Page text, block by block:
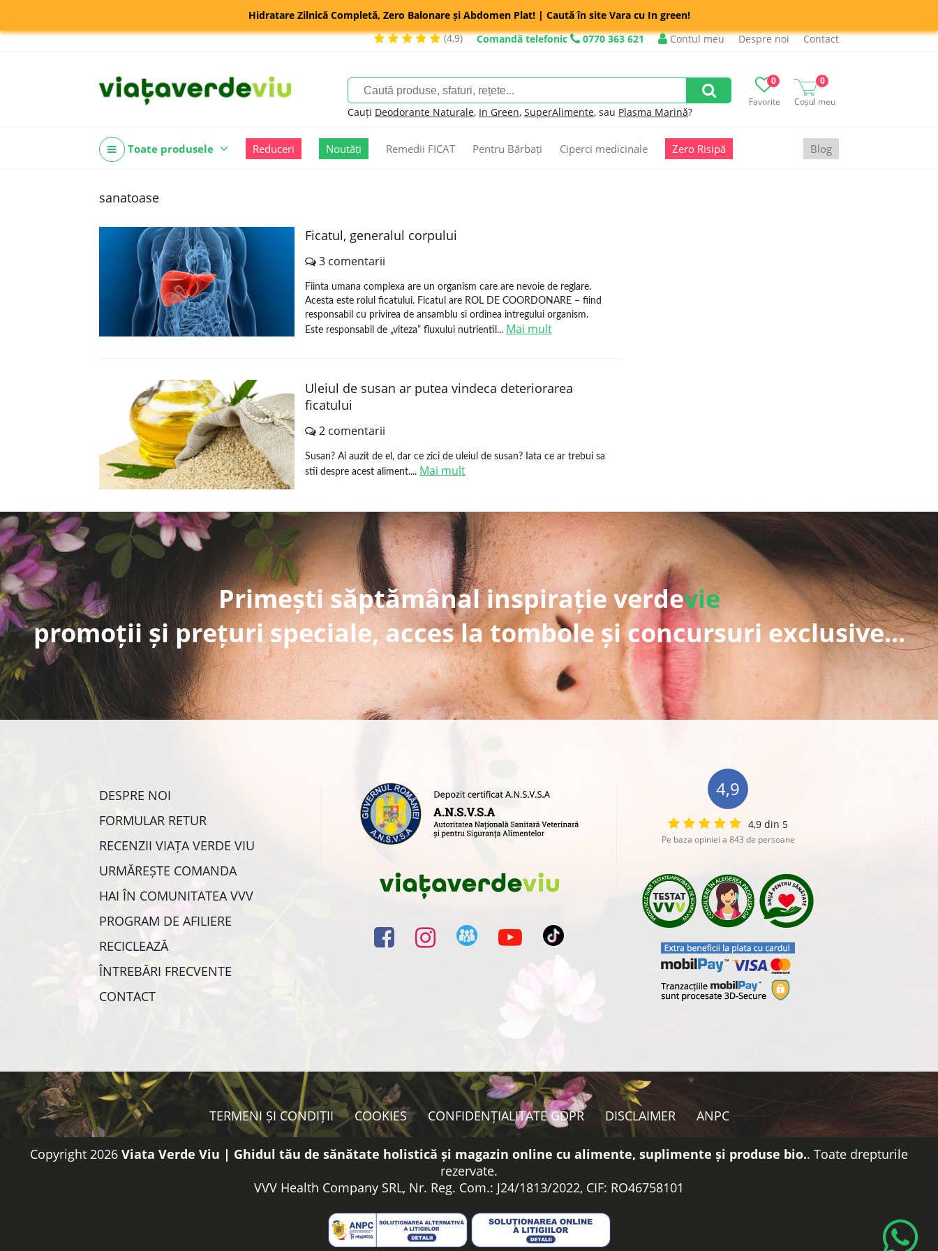
Hidratare Zilnică Completă, Zero Balonare și Abdomen Plat! | Caută în site Vara cu In green!
(4,9)
Comandă telefonic 0770 363 621 Contul meu Despre noi Contact
Favorite
0
Coșul meu
0
Cauți Deodorante Naturale, In Green, SuperAlimente, sau Plasma Marină?
Toate produsele Reduceri Noutăți Remedii FICAT Pentru Bărbați Ciperci medicinale Zero Risipă Blog
sanatoase
Ficatul, generalul corpului
3 comentarii
Fiinta umana complexa are un organism care are nevoie de reglare.
Acesta este rolul ficatului. Ficatul are ROL DE COORDONARE – fiind
responsabil cu privirea de ansamblu si ordinea intregului organism.
Este responsabil de „viteza” fluxului nutrientil... Mai mult
Uleiul de susan ar putea vindeca deteriorarea
ficatului
2 comentarii
Susan? Ai auzit de el, dar ce zici de uleiul de susan? Iata ce ar trebui sa
stii despre acest aliment.... Mai mult
Primești săptămânal inspirație verdevie
promoții și prețuri speciale, acces la tombole și concursuri exclusive...
DESPRE NOI
FORMULAR RETUR
RECENZII VIAȚA VERDE VIU
URMĂREȘTE COMANDA
HAI ÎN COMUNITATEA VVV
PROGRAM DE AFILIERE
RECICLEAZĂ
ÎNTREBĂRI FRECVENTE
CONTACT
4,9
4,9 din 5
Pe baza opiniei a 843 de persoane
TERMENI ȘI CONDIȚII COOKIES CONFIDENȚIALITATE GDPR DISCLAIMER ANPC
Copyright 2026 Viata Verde Viu | Ghidul tău de sănătate holistică și magazin online cu alimente, suplimente și produse bio.. Toate drepturile
rezervate.
VVV Health Company SRL, Nr. Reg. Com.: J24/1813/2022, CIF: RO46758101